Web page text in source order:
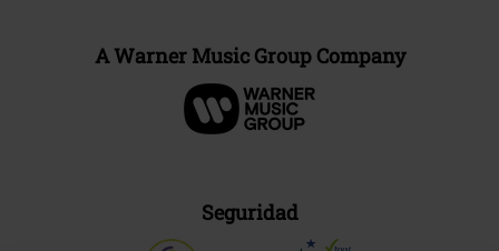
A Warner Music Group Company
Seguridad